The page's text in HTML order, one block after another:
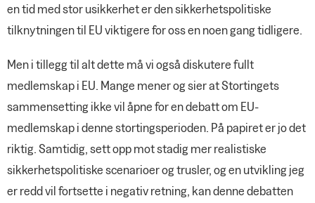
en tid med stor usikkerhet er den sikkerhetspolitiske
tilknytningen til EU viktigere for oss en noen gang tidligere.
Men i tillegg til alt dette må vi også diskutere fullt
medlemskap i EU. Mange mener og sier at Stortingets
sammensetting ikke vil åpne for en debatt om EU-
medlemskap i denne stortingsperioden. På papiret er jo det
riktig. Samtidig, sett opp mot stadig mer realistiske
sikkerhetspolitiske scenarioer og trusler, og en utvikling jeg
er redd vil fortsette i negativ retning, kan denne debatten